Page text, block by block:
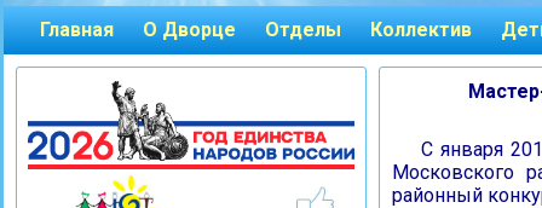
Главная О Дворце Отделы Коллектив
С января
Московского
районный